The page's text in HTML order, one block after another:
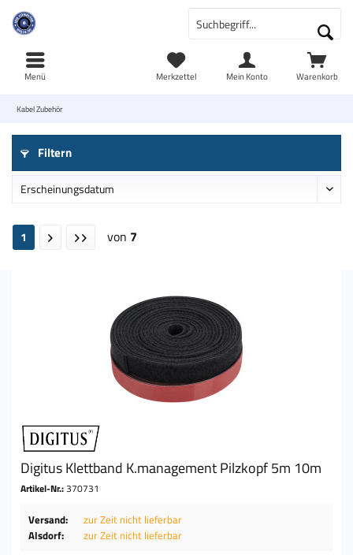
Warenkorb
Merkzettel Mein Konto
Menü
Kabel Zubehör
Filtern
1 von 7
Digitus Klettband K.management Pilzkopf 5m 10m
Artikel-Nr.:370731
Versand:
zur Zeit nicht lieferbar
Alsdorf:
zur Zeit nicht lieferbar